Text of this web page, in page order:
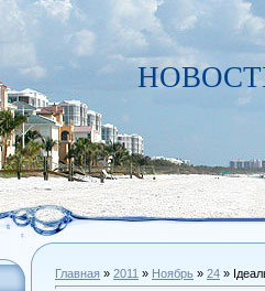
Главная » 2011 » Ноябрь » 24 »